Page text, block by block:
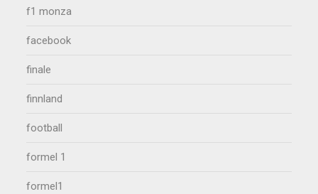
f1 monza
facebook
finale
finnland
football
formel 1
formel1